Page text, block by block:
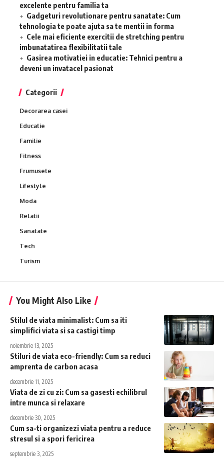
excelente pentru familia ta
Gadgeturi revolutionare pentru sanatate: Cum
tehnologia te poate ajuta sa te mentii in forma
Cele mai eficiente exercitii de stretching pentru
imbunatatirea flexibilitatii tale
Gasirea motivatiei in educatie: Tehnici pentru a
deveni un invatacel pasionat
Categorii
Decorarea casei
Educatie
Familie
Fitness
Frumusete
Lifestyle
Moda
Relatii
Sanatate
Tech
Turism
You Might Also Like
Stilul de viata minimalist: Cum sa iti
simplifici viata si sa castigi timp
noiembrie 13, 2025
Stiluri de viata eco-friendly: Cum sa reduci
amprenta de carbon acasa
decembrie 11, 2025
Viata de zi cu zi: Cum sa gasesti echilibrul
intre munca si relaxare
decembrie 30, 2025
Cum sa-ti organizezi viata pentru a reduce
stresul si a spori fericirea
septembrie 3, 2025